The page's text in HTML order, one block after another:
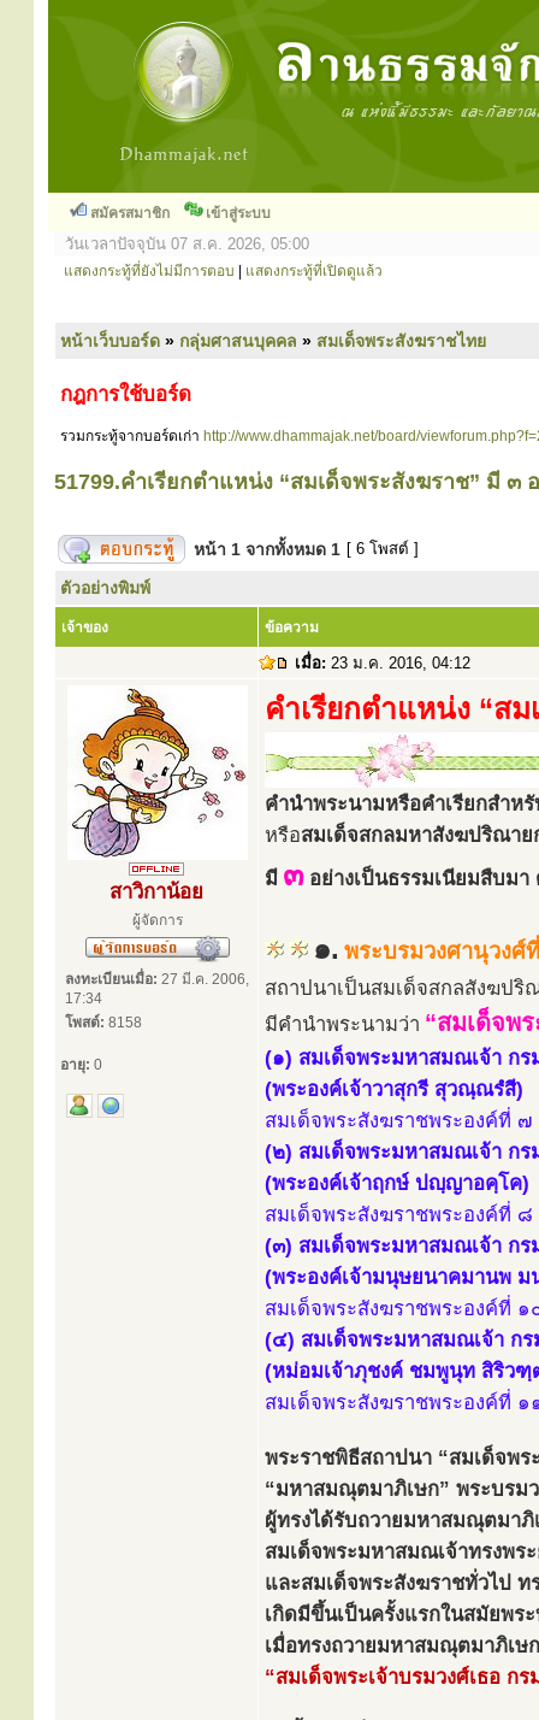
สมัครสมาชิก เข้าสู่ระบบ
วันเวลาปัจจุบัน 07 ส.ค. 2026, 05:00
แสดงกระทู้ที่ยังไม่มีการตอบ แสดงกระทู้ที่เปิดดูแล้ว
หน้าเว็บบอร์ด » กลุ่มศาสนบุคคล » สมเด็จพระสังฆราชไทย
กฎการใช้บอร์ด
รวมกระทู้จากบอร์ดเก่า http://www.dhammajak.net/board/
51799.คำเรียกตำแหน่ง “สมเด็จพระสังฆราช” มี ๓
หน้า 1 จากทั้งหมด 1 [ 6 โพสต์ ]
ตัวอย่างพิมพ์
เจ้าของ ข้อความ
เมื่อ: 23 ม.ค. 2016, 04:12
สาวิกาน้อย
ผู้จัดการ
ลงทะเบียนเมื่อ: 27 มี.ค. 2006,
17:34
โพสต์: 8158
อายุ: 0
คำเรียกตำแหน่ง “ส
คำนำพระนามหรือคำเรียกสำห
หรือสมเด็จสกลมหาสังฆปริณาย
มี ๓ อย่างเป็นธรรมเนียมสืบมา
๑. พระบรมวงศานุวงศ์
สถาปนาเป็นสมเด็จสกลสังฆปริ
มีคำนำพระนามว่า “สมเด็จพ
(๑) สมเด็จพระมหาสมณเจ้า ก
(พระองค์เจ้าวาสุกรี สุวณฺณรํสี)
สมเด็จพระสังฆราชพระองค์ที่
(๒) สมเด็จพระมหาสมณเจ้า กร
(พระองค์เจ้าฤกษ์ ปญฺญาอคฺโค)
สมเด็จพระสังฆราชพระองค์ที่
(๓) สมเด็จพระมหาสมณเจ้า ก
(พระองค์เจ้ามนุษยนาคมานพ ม
สมเด็จพระสังฆราชพระองค์ที่
(๔) สมเด็จพระมหาสมณเจ้า กร
(หม่อมเจ้าภุชงค์ ชมพูนุท สิริว
สมเด็จพระสังฆราชพระองค์ที่
พระราชพิธีสถาปนา “สมเด็จพร
“มหาสมณุตมาภิเษก” พระบรม
ผู้ทรงได้รับถวายมหาสมณุตมาภิ
สมเด็จพระมหาสมณเจ้าทรงพร
และสมเด็จพระสังฆราชทั่วไป
เกิดมีขึ้นเป็นครั้งแรกในสมัยพร
เมื่อทรงถวายมหาสมณุตมาภิเษ
“สมเด็จพระเจ้าบรมวงศ์เธอ ก